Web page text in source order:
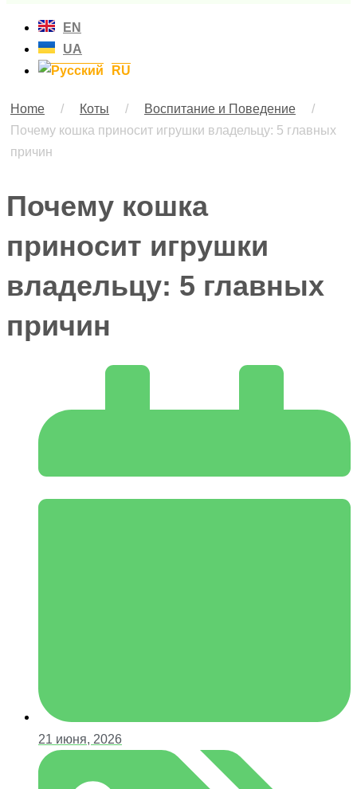
EN
UA
RU
Home / Коты / Воспитание и Поведение
/
Почему кошка приносит игрушки владельцу: 5 главных
причин
Почему кошка
приносит игрушки
владельцу: 5 главных
причин
21 июня, 2026